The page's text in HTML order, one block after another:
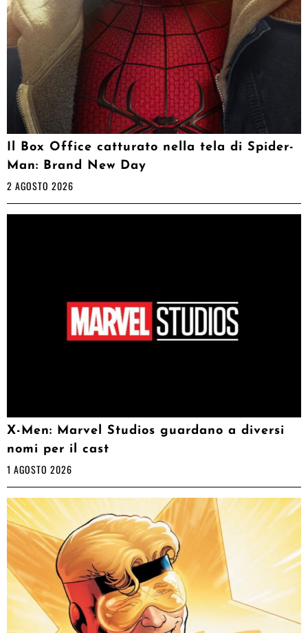
Il Box Office catturato nella tela di Spider-
Man: Brand New Day
2 AGOSTO 2026
X-Men: Marvel Studios guardano a diversi
nomi per il cast
1 AGOSTO 2026